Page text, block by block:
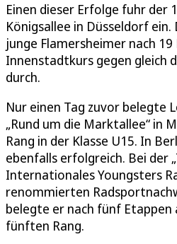
Einen dieser Erfolge fuhr der
Königsallee in Düsseldorf
junge Flamersheimer nach
Innenstadtkurs gegen gleich
durch.
Nur einen Tag zuvor belegte
„Rund um die Marktallee“ in
Rang in der Klasse U15. In
ebenfalls erfolgreich. Bei der
Internationales Youngsters
renommierten
belegte er nach fünf Etappen
fünften Rang.